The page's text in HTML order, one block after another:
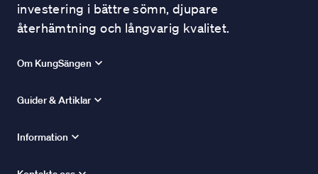
investering i bättre sömn, djupare
återhämtning och långvarig kvalitet.
Om KungSängen
Guider & Artiklar
Information